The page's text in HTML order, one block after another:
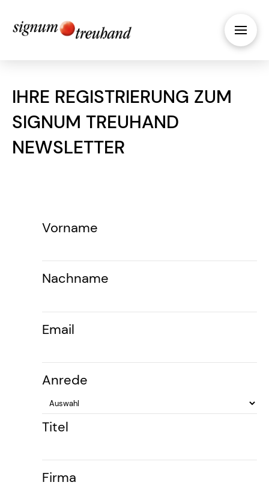
IHRE REGISTRIERUNG ZUM
SIGNUM TREUHAND
NEWSLETTER
Vorname
Nachname
Email
Anrede
Titel
Firma